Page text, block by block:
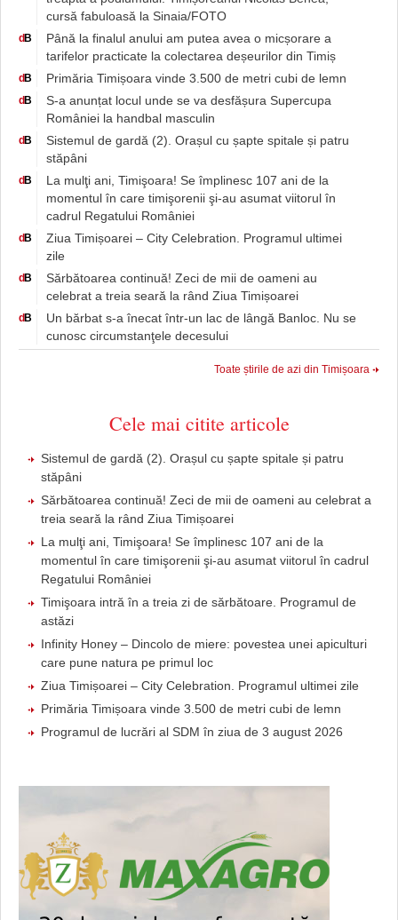
cursă fabuloasă la Sinaia/FOTO
dB
Până la finalul anului am putea avea o micșorare a
tarifelor practicate la colectarea deșeurilor din Timiș
dB Primăria Timișoara vinde 3.500 de metri cubi de lemn
dB
S-a anunțat locul unde se va desfășura Supercupa
României la handbal masculin
dB
Sistemul de gardă (2). Orașul cu șapte spitale și patru
stăpâni
dB
La mulţi ani, Timişoara! Se împlinesc 107 ani de la
momentul în care timişorenii şi-au asumat viitorul în
cadrul Regatului României
dB
Ziua Timișoarei – City Celebration. Programul ultimei
zile
dB
Sărbătoarea continuă! Zeci de mii de oameni au
celebrat a treia seară la rând Ziua Timișoarei
dB
Un bărbat s-a înecat într-un lac de lângă Banloc. Nu se
cunosc circumstanţele decesului
Toate știrile de azi din Timișoara
Cele mai citite articole
Sistemul de gardă (2). Orașul cu șapte spitale și patru
stăpâni
Sărbătoarea continuă! Zeci de mii de oameni au celebrat a
treia seară la rând Ziua Timișoarei
La mulţi ani, Timişoara! Se împlinesc 107 ani de la
momentul în care timişorenii şi-au asumat viitorul în cadrul
Regatului României
Timişoara intră în a treia zi de sărbătoare. Programul de
astăzi
Infinity Honey – Dincolo de miere: povestea unei apiculturi
care pune natura pe primul loc
Ziua Timișoarei – City Celebration. Programul ultimei zile
Primăria Timișoara vinde 3.500 de metri cubi de lemn
Programul de lucrări al SDM în ziua de 3 august 2026